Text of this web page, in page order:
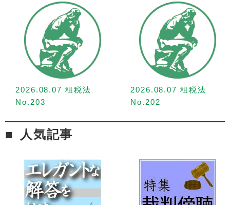
2026.08.07 租税法
No.203
2026.08.07 租税法
No.202
人気記事